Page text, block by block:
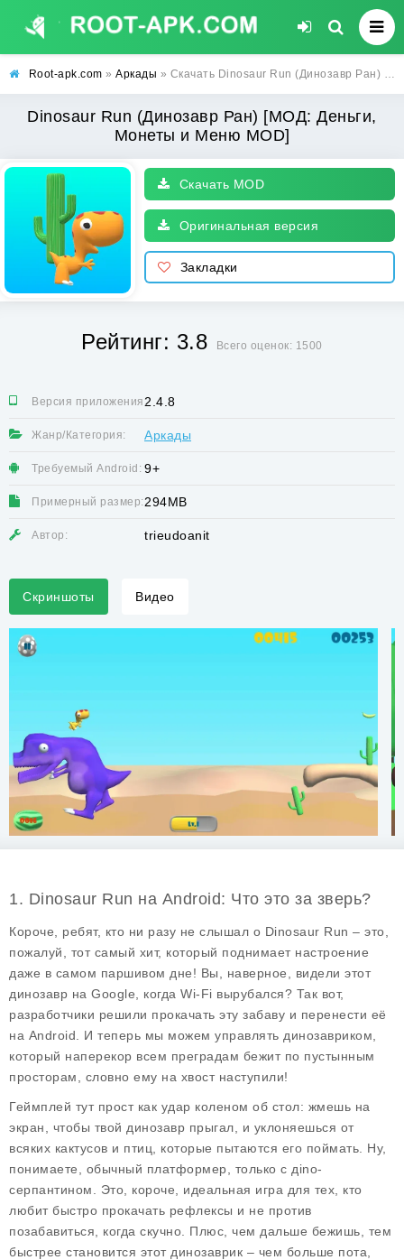
Root-apk.com » Аркады » Скачать Dinosaur Run (Динозавр Ран) [МОД: Деньги, Монеты и Меню MOD] | Взлом Dinosaur Run на Андроид
Dinosaur Run (Динозавр Ран) [МОД: Деньги,
Монеты и Меню MOD]
Скачать MOD
Оригинальная версия
Закладки
Рейтинг: 3.8 Всего оценок: 1500
Версия приложения:2.4.8
Жанр/Категория: Аркады
Требуемый Android: 9+
Примерный размер: 294MB
Автор: trieudoanit
Скриншоты Видео
1. Dinosaur Run на Android: Что это за зверь?
Короче, ребят, кто ни разу не слышал о Dinosaur Run – это,
пожалуй, тот самый хит, который поднимает настроение
даже в самом паршивом дне! Вы, наверное, видели этот
динозавр на Google, когда Wi-Fi вырубался? Так вот,
разработчики решили прокачать эту забаву и перенести её
на Android. И теперь мы можем управлять динозавриком,
который наперекор всем преградам бежит по пустынным
просторам, словно ему на хвост наступили!
Геймплей тут прост как удар коленом об стол: жмешь на
экран, чтобы твой динозавр прыгал, и уклоняешься от
всяких кактусов и птиц, которые пытаются его поймать. Ну,
понимаете, обычный платформер, только с дino-
серпантином. Это, короче, идеальная игра для тех, кто
любит быстро прокачать рефлексы и не против
позабавиться, когда скучно. Плюс, чем дальше бежишь, тем
быстрее становится этот динозаврик – чем больше пота,